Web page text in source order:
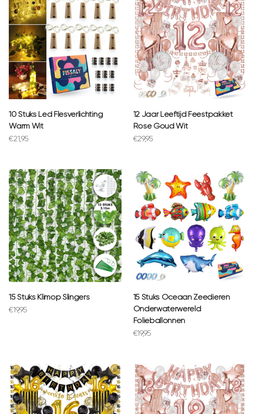
10 Stuks Led Flesverlichting
Warm Wit
Aanbiedingsprijs
€21,95
12 Jaar Leeftijd Feestpakket
Rose Goud Wit
Aanbiedingsprijs
€29,95
15 Stuks Klimop Slingers
Aanbiedingsprijs
€19,95
15 Stuks Oceaan Zeedieren
Onderwaterwereld
Folieballonnen
Aanbiedingsprijs
€19,95